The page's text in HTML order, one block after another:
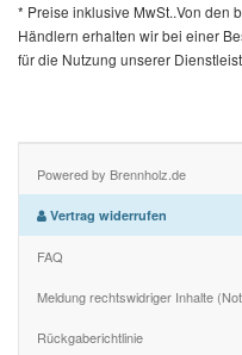
* Preise inklusive MwSt..Von den
Händlern erhalten wir bei einer
für die Nutzung unserer
Powered by Brennholz.de
Vertrag widerrufen
FAQ
Meldung rechtswidriger Inhalte
Rückgaberichtlinie